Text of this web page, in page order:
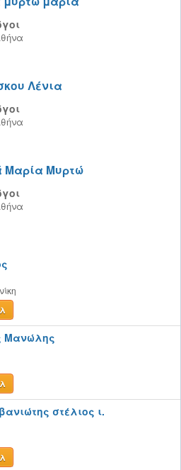
Λένια
Μυρτώ
Μανώλης
στέλιος ι.